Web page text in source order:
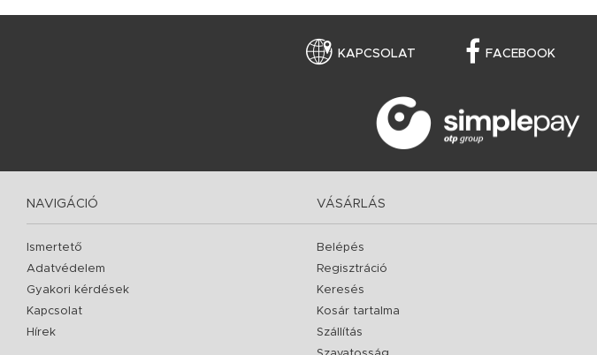
KAPCSOLAT FACEBOOK
NAVIGÁCIÓ
Ismertető
Adatvédelem
Gyakori kérdések
Kapcsolat
Hírek
VÁSÁRLÁS
Belépés
Regisztráció
Keresés
Kosár tartalma
Szállítás